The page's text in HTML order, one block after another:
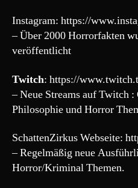
Instagram: https://
– Über 2000 Horrorfakten
veröffentlicht
Twitch: https://
– Neue Streams auf Twitch
Philosophie und Horror
SchattenZirkus Webseite:
– Regelmäßig neue
Horror/Kriminal Themen.